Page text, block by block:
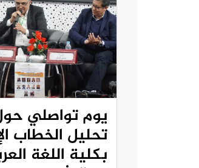
يوم تواصلي
تحليل الخطاب
بكلية اللغة